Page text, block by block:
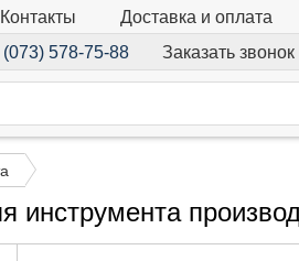
Контакты Доставка и оплата
(073) 578-75-88 Заказать звонок
инструмента